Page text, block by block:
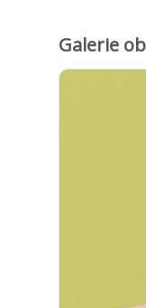
Galerie